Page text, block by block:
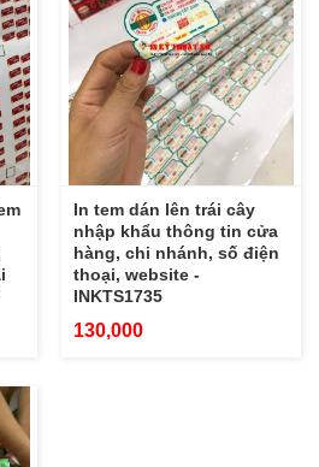
In tem dán lên trái cây
nhập khẩu thông tin cửa
hàng, chi nhánh, số điện
thoại, website -
INKTS1735
130,000